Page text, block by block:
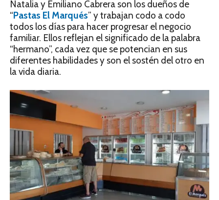
Natalia y Emiliano Cabrera son los dueños de
“Pastas El Marqués” y trabajan codo a codo
todos los días para hacer progresar el negocio
familiar. Ellos reflejan el significado de la palabra
“hermano”, cada vez que se potencian en sus
diferentes habilidades y son el sostén del otro en
la vida diaria.